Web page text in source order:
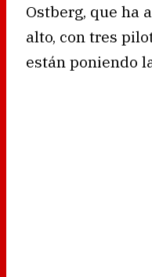
Ostberg, que ha
alto, con tres
están poniendo